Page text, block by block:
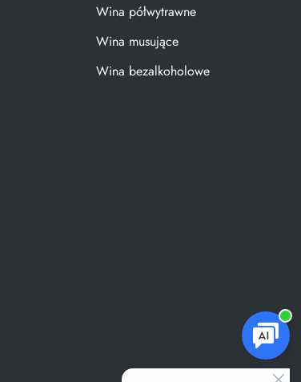
Wina półwytrawne
Wina musujące
Wina bezalkoholowe